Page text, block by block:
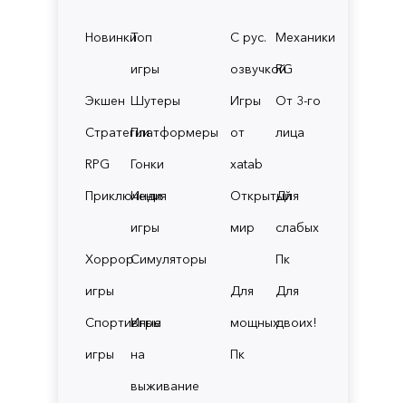
НовинкиТоп
игры
Экшен Шутеры
СтратегииПлатформеры
RPG
Гонки
Приключения
Инди
игры
Хоррор
игры
Симуляторы
Спортивные
игры
Игры
на
выживание
С рус.
озвучкой
Механики
RG
Игры
от
xatab
От 3-го
лица
Открытый
мир
Для
слабых
Пк
Для
мощных
Пк
Для
двоих!